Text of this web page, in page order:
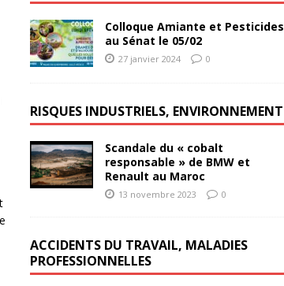
Colloque Amiante et Pesticides
au Sénat le 05/02
27 janvier 2024 0
RISQUES INDUSTRIELS, ENVIRONNEMENT
Scandale du « cobalt
responsable » de BMW et
Renault au Maroc
13 novembre 2023 0
ACCIDENTS DU TRAVAIL, MALADIES
PROFESSIONNELLES